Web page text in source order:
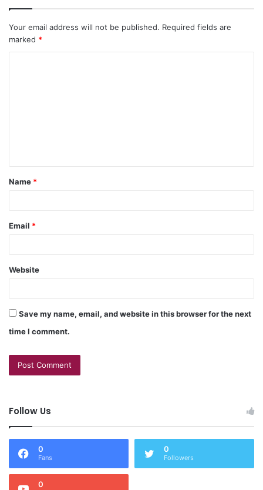
Your email address will not be published. Required fields are
marked *
Name *
Email *
Website
Save my name, email, and website in this browser for the next
time I comment.
Follow Us
0
Fans
0
Followers
0